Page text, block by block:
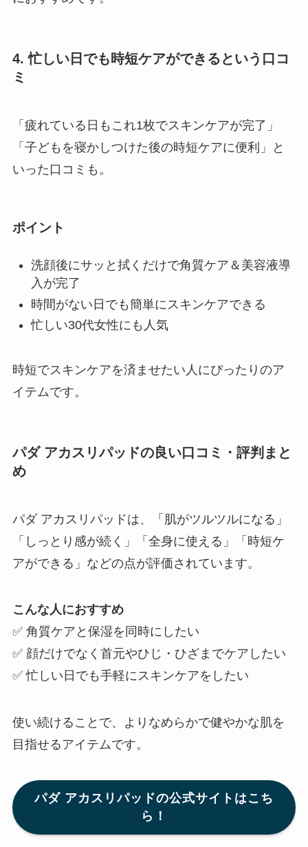
4. 忙しい日でも時短ケアができるという口コ
ミ
「疲れている日もこれ1枚でスキンケアが完了」
「子どもを寝かしつけた後の時短ケアに便利」と
いった口コミも。
ポイント
洗顔後にサッと拭くだけで角質ケア＆美容液導
入が完了
時間がない日でも簡単にスキンケアできる
忙しい30代女性にも人気
時短でスキンケアを済ませたい人にぴったりのア
イテムです。
パダ アカスリパッドの良い口コミ・評判まと
め
パダ アカスリパッドは、「肌がツルツルになる」
「しっとり感が続く」「全身に使える」「時短ケ
アができる」などの点が評価されています。
こんな人におすすめ
✅ 角質ケアと保湿を同時にしたい
✅ 顔だけでなく首元やひじ・ひざまでケアしたい
✅ 忙しい日でも手軽にスキンケアをしたい
使い続けることで、よりなめらかで健やかな肌を
目指せるアイテムです。
パダ アカスリパッドの公式サイトはこち
ら！